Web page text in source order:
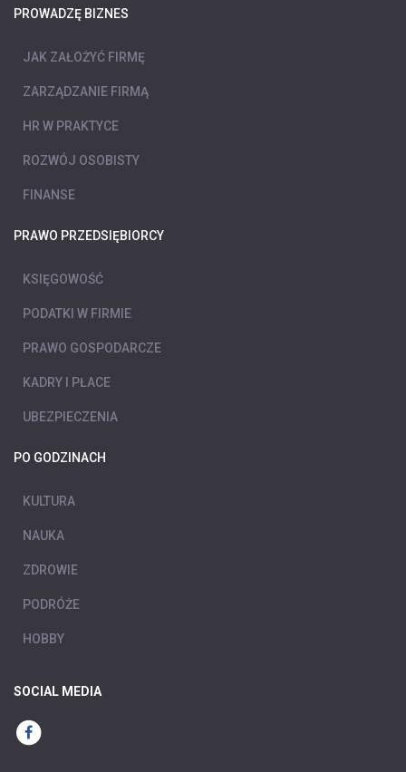
PROWADZĘ BIZNES
JAK ZAŁOŻYĆ FIRMĘ
ZARZĄDZANIE FIRMĄ
HR W PRAKTYCE
ROZWÓJ OSOBISTY
FINANSE
PRAWO PRZEDSIĘBIORCY
KSIĘGOWOŚĆ
PODATKI W FIRMIE
PRAWO GOSPODARCZE
KADRY I PŁACE
UBEZPIECZENIA
PO GODZINACH
KULTURA
NAUKA
ZDROWIE
PODRÓŻE
HOBBY
SOCIAL MEDIA